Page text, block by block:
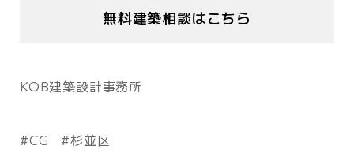
無料建築相談はこちら
KOB建築設計事務所
CG 杉並区